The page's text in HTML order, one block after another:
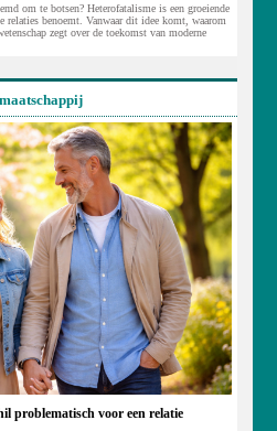
om te botsen? Heterofatalisme is een groeiende
relaties benoemt. Vanwaar dit idee komt, waarom
zegt over de toekomst van moderne
problematisch voor een relatie